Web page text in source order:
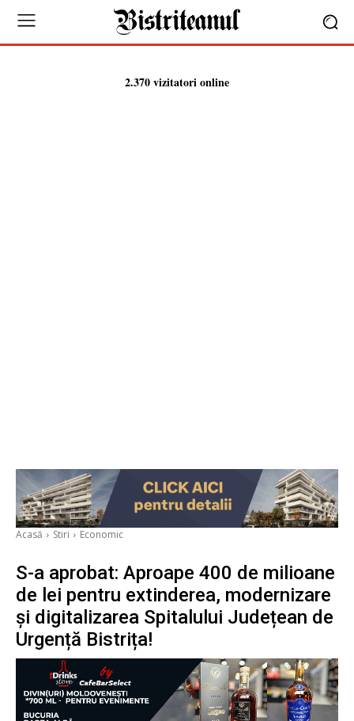
2.370 vizitatori online
Acasă Stiri Economic
S-a aprobat: Aproape 400 de milioane
de lei pentru extinderea, modernizare
și digitalizarea Spitalului Județean de
Urgență Bistrița!